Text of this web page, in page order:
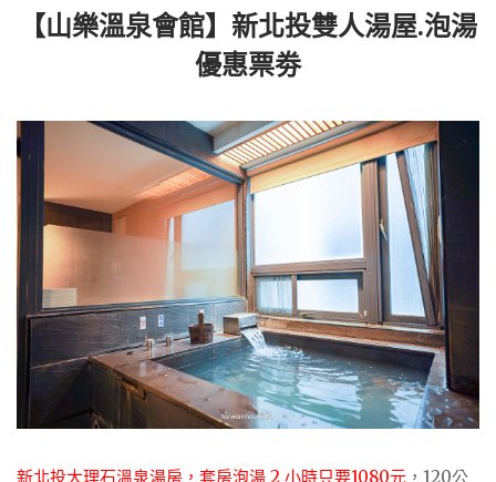
【山樂溫泉會館】新北投雙人湯屋.泡湯
優惠票劵
新北投大理石溫泉湯房，套房泡湯 2 小時只要1080元 ，120公